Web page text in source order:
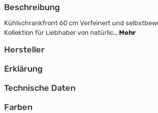
Beschreibung
Kühlschrankfront 60 cm Verfeinert und
Kollektion für Liebhaber von natürlic… Mehr
Hersteller
Erklärung
Technische Daten
Farben